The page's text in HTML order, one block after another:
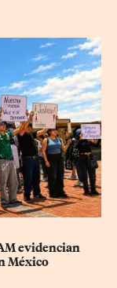
evidencian
México